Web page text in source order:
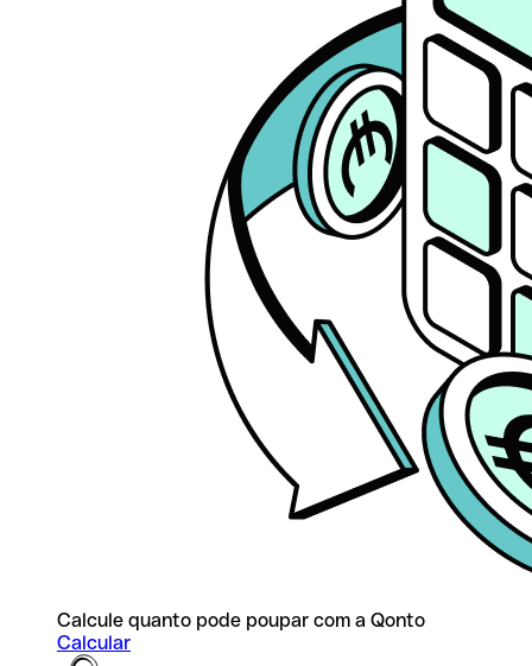
Calcule quanto pode poupar com a Qonto
Calcular